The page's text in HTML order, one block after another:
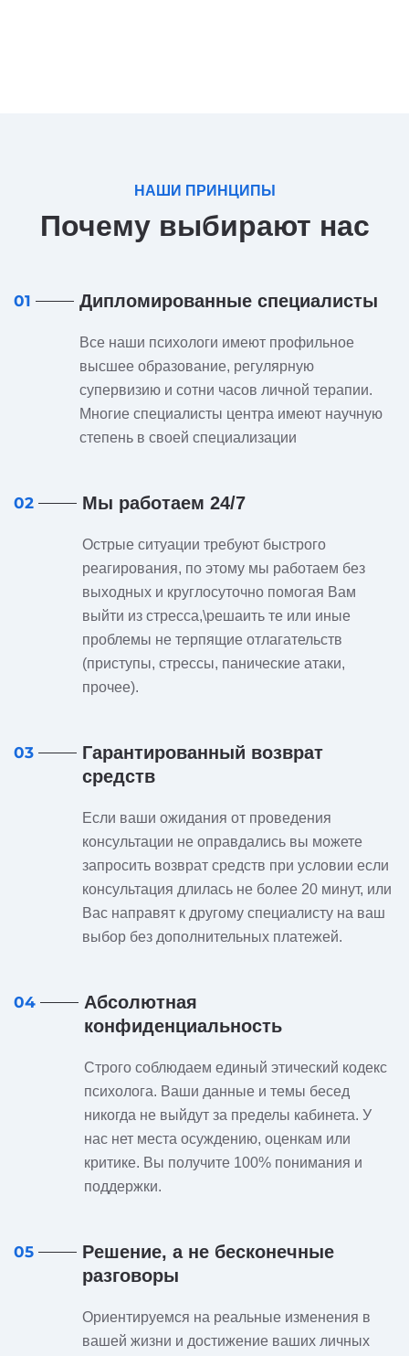
НАШИ ПРИНЦИПЫ
Почему выбирают нас
01 Дипломированные специалисты
Все наши психологи имеют профильное
высшее образование, регулярную
супервизию и сотни часов личной терапии.
Многие специалисты центра имеют научную
степень в своей специализации
02 Мы работаем 24/7
Острые ситуации требуют быстрого
реагирования, по этому мы работаем без
выходных и круглосуточно помогая Вам
выйти из стресса,\решаить те или иные
проблемы не терпящие отлагательств
(приступы, стрессы, панические атаки,
прочее).
03
Гарантированный возврат
средств
Если ваши ожидания от проведения
консультации не оправдались вы можете
запросить возврат средств при условии если
консультация длилась не более 20 минут, или
Вас направят к другому специалисту на ваш
выбор без дополнительных платежей.
04
Абсолютная
конфиденциальность
Строго соблюдаем единый этический кодекс
психолога. Ваши данные и темы бесед
никогда не выйдут за пределы кабинета. У
нас нет места осуждению, оценкам или
критике. Вы получите 100% понимания и
поддержки.
05
Решение, а не бесконечные
разговоры
Ориентируемся на реальные изменения в
вашей жизни и достижение ваших личных